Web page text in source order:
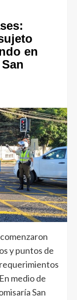
en
y puntos de
medio de
San